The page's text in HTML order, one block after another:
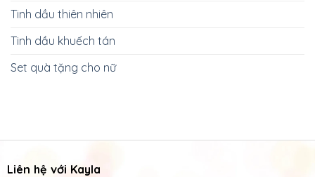
Tinh dầu thiên nhiên
Tinh dầu khuếch tán
Set quà tặng cho nữ
Liên hệ với Kayla